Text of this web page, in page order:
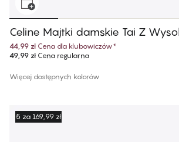
Celine Majtki damskie Tai Z
44,99 zł Cena dla klubowiczów*
49,99 złCena regularna
Więcej dostępnych kolorów
5 za 169,99 zł